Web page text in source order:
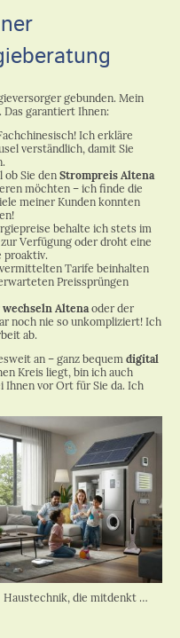
gebunden. Mein
Das garantiert Ihnen:
Ich erkläre
verständlich, damit Sie
ob Sie den Strompreis Altena
möchten – ich finde die
meiner Kunden konnten
behalte ich stets im
Verfügung oder droht eine
proaktiv.
Tarife beinhalten
Preissprüngen
Altenaoder der
noch nie so unkompliziert! Ich
ab.
an – ganz bequemdigital
Kreis liegt, bin ich auch
Ihnen vor Ort für Sie da. Ich
Haustechnik, die mitdenkt – für mehr Energieeffizienz.